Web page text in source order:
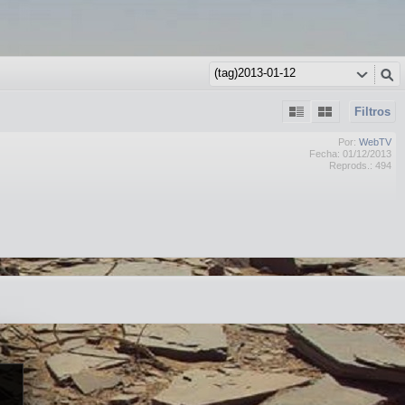
Filtros
Por: WebTV
Fecha: 01/12/2013
Reprods.: 494